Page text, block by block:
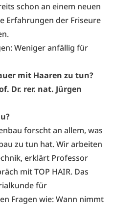
schon an einem neuen
Erfahrungen der Friseure
Weniger anfällig für
mit Haaren zu tun?
Dr. rer. nat. Jürgen
forscht an allem, was
zu tun hat. Wir arbeiten
erklärt Professor
mit TOP HAIR. Das
für
Fragen wie: Wann nimmt